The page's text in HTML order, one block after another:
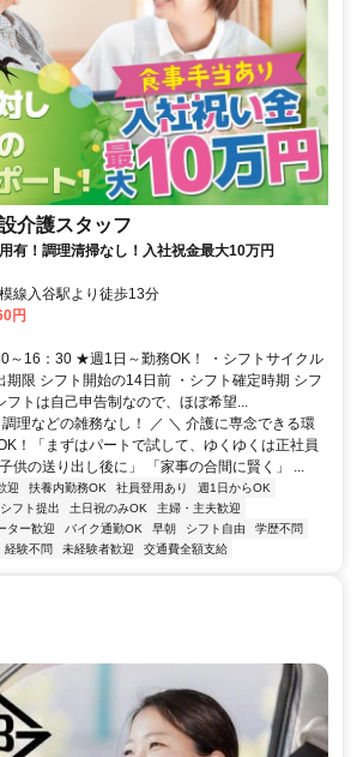
介護スタッフ
有！調理清掃なし！入社祝金最大10万円
線入谷駅より徒歩13分
円
～16：30 ★週1日～勤務OK！ ・シフトサイクル
期限 シフト開始の14日前 ・シフト確定時期 シフ
フトは自己申告制なので、ほぼ希望...
理などの雑務なし！ ／ ＼ 介護に専念できる環
！「まずはパートで試して、ゆくゆくは正社員
供の送り出し後に」 「家事の合間に賢く」 ...
迎 扶養内勤務OK 社員登用あり
週1日からOK
フト提出 土日祝のみOK
主婦・主夫歓迎
ター歓迎 バイク通勤OK 早朝 シフト自由
学歴不問
経験不問 未経験者歓迎 交通費全額支給